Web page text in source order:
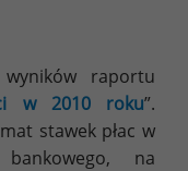
raportu
w 2010 roku”.
stawek płac w
na